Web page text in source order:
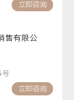
立即咨询
售有限公
号
立即咨询